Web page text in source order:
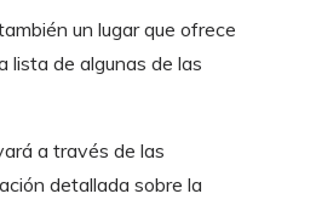
un lugar que ofrece
lista de algunas de las
a través de las
detallada sobre la